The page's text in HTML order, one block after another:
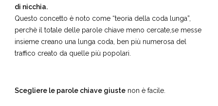
di nicchia.
Questo concetto è noto come “teoria della coda lunga”,
perchè il totale delle parole chiave meno cercate,se messe
insieme creano una lunga coda, ben più numerosa del
traffico creato da quelle più popolari.
Scegliere le parole chiave giuste non è facile.